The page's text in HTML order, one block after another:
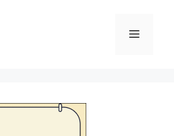
메